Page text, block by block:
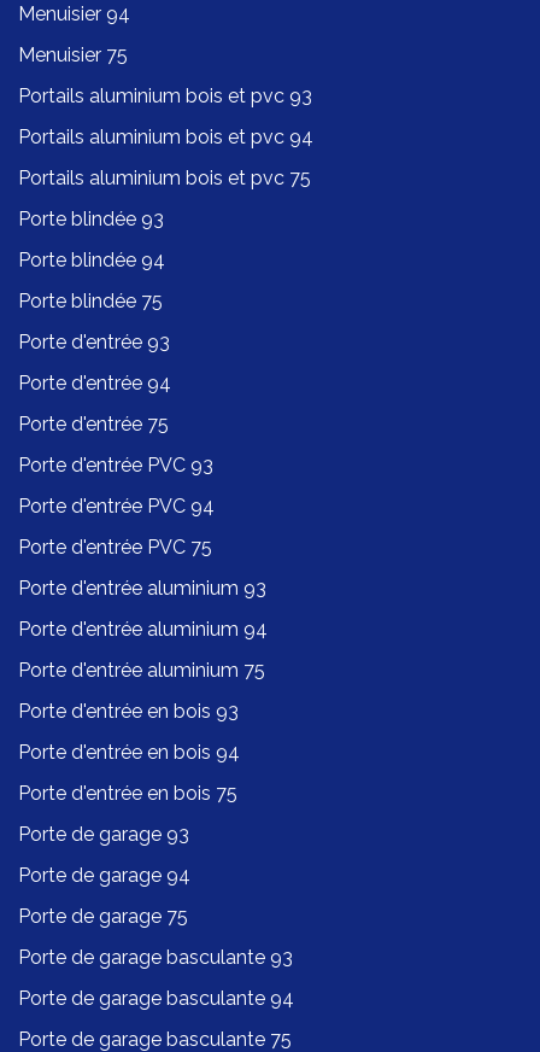
Menuisier 94
Menuisier 75
Portails aluminium bois et pvc 93
Portails aluminium bois et pvc 94
Portails aluminium bois et pvc 75
Porte blindée 93
Porte blindée 94
Porte blindée 75
Porte d'entrée 93
Porte d'entrée 94
Porte d'entrée 75
Porte d'entrée PVC 93
Porte d'entrée PVC 94
Porte d'entrée PVC 75
Porte d'entrée aluminium 93
Porte d'entrée aluminium 94
Porte d'entrée aluminium 75
Porte d'entrée en bois 93
Porte d'entrée en bois 94
Porte d'entrée en bois 75
Porte de garage 93
Porte de garage 94
Porte de garage 75
Porte de garage basculante 93
Porte de garage basculante 94
Porte de garage basculante 75